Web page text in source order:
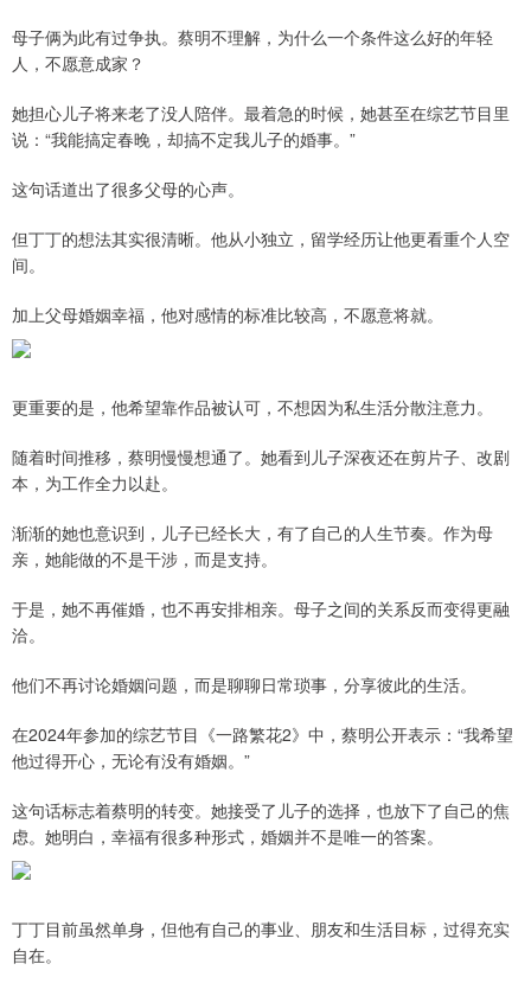
母子俩为此有过争执。蔡明不理解，为什么一个条件这么好的年轻
人，不愿意成家？
她担心儿子将来老了没人陪伴。最着急的时候，她甚至在综艺节目里
说：“我能搞定春晚，却搞不定我儿子的婚事。”
这句话道出了很多父母的心声。
但丁丁的想法其实很清晰。他从小独立，留学经历让他更看重个人空
间。
加上父母婚姻幸福，他对感情的标准比较高，不愿意将就。
更重要的是，他希望靠作品被认可，不想因为私生活分散注意力。
随着时间推移，蔡明慢慢想通了。她看到儿子深夜还在剪片子、改剧
本，为工作全力以赴。
渐渐的她也意识到，儿子已经长大，有了自己的人生节奏。作为母
亲，她能做的不是干涉，而是支持。
于是，她不再催婚，也不再安排相亲。母子之间的关系反而变得更融
洽。
他们不再讨论婚姻问题，而是聊聊日常琐事，分享彼此的生活。
在2024年参加的综艺节目《一路繁花2》中，蔡明公开表示：“我希望
他过得开心，无论有没有婚姻。”
这句话标志着蔡明的转变。她接受了儿子的选择，也放下了自己的焦
虑。她明白，幸福有很多种形式，婚姻并不是唯一的答案。
丁丁目前虽然单身，但他有自己的事业、朋友和生活目标，过得充实
自在。